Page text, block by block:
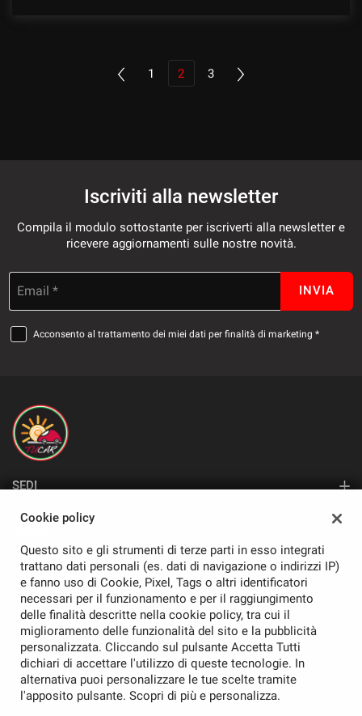
1 2 3
Iscriviti alla newsletter
Compila il modulo sottostante per iscriverti alla newsletter e
ricevere aggiornamenti sulle nostre novità.
Email * INVIA
Acconsento al trattamento dei miei dati per finalità di marketing *
SEDI
Sede di Pavia
Azienda
TORNA IN CIMA
Copyright © 2026 Tucar Srl - P.IVA 02260090184 -Leggi
l'informativa sulla privacy-Cookie Policy
Cookie policy
Questo sito e gli strumenti di terze parti in esso integrati
trattano dati personali (es. dati di navigazione o indirizzi IP)
e fanno uso di Cookie, Pixel, Tags o altri identificatori
necessari per il funzionamento e per il raggiungimento
delle finalità descritte nella cookie policy, tra cui il
miglioramento delle funzionalità del sito e la pubblicità
personalizzata. Cliccando sul pulsante Accetta Tutti
dichiari di accettare l'utilizzo di queste tecnologie. In
alternativa puoi personalizzare le tue scelte tramite
l'apposito pulsante. Scopri di più e personalizza.